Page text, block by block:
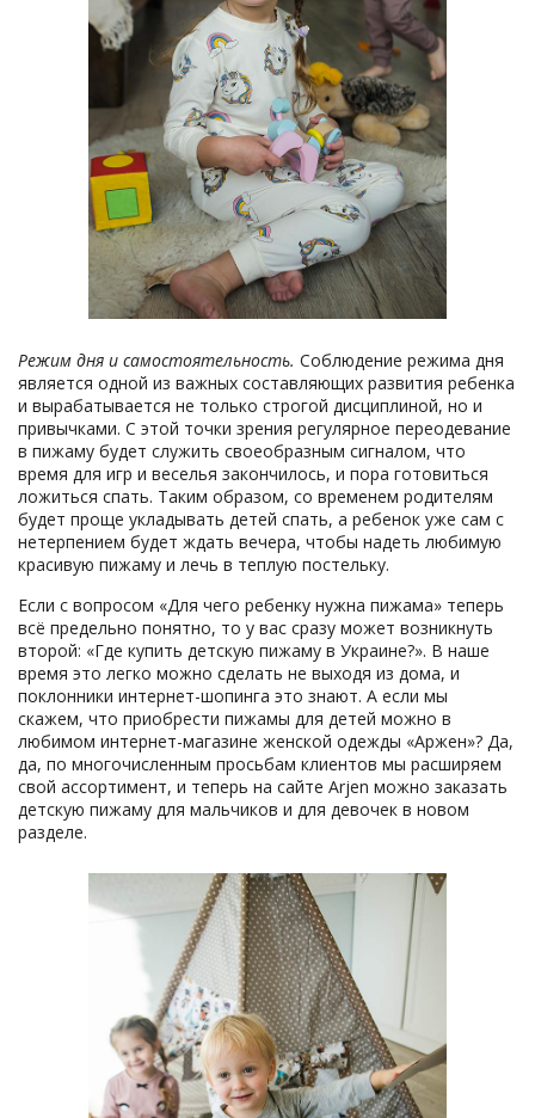
Режим дня и самостоятельность. Соблюдение режима дня
является одной из важных составляющих развития ребенка
и вырабатывается не только строгой дисциплиной, но и
привычками. С этой точки зрения регулярное переодевание
в пижаму будет служить своеобразным сигналом, что
время для игр и веселья закончилось, и пора готовиться
ложиться спать. Таким образом, со временем родителям
будет проще укладывать детей спать, а ребенок уже сам с
нетерпением будет ждать вечера, чтобы надеть любимую
красивую пижаму и лечь в теплую постельку.
Если с вопросом «Для чего ребенку нужна пижама» теперь
всё предельно понятно, то у вас сразу может возникнуть
второй: «Где купить детскую пижаму в Украине?». В наше
время это легко можно сделать не выходя из дома, и
поклонники интернет-шопинга это знают. А если мы
скажем, что приобрести пижамы для детей можно в
любимом интернет-магазине женской одежды «Аржен»? Да,
да, по многочисленным просьбам клиентов мы расширяем
свой ассортимент, и теперь на сайте Arjen можно заказать
детскую пижаму для мальчиков и для девочек в новом
разделе.